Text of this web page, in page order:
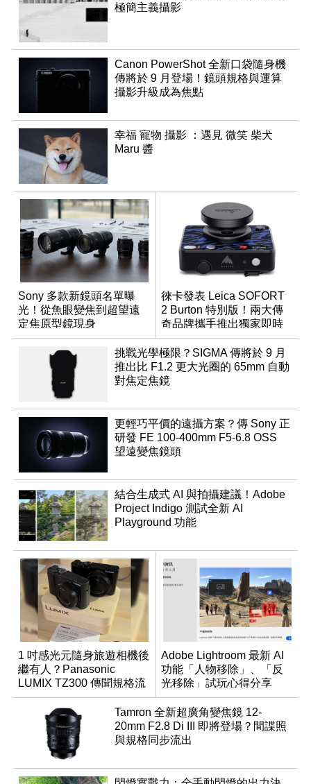
極簡主義攝影
Canon PowerShot 全新口袋隨身機
傳將於 9 月登場！鏡頭規格與運算
攝影升級成為焦點
幸福 寵物 攝影 ：遇見 微笑 柴犬
Maru 醬
Sony 多款新鏡頭名單曝
光！從魚眼變焦到超望遠
定焦原型鏡現身
徠卡發表 Leica SOFORT
2 Burton 特別版！兩大傳
奇品牌攜手推出獨家即時
成像相機
挑戰光學極限？SIGMA 傳將於 9 月
推出比 F1.2 更大光圈的 65mm 自動
對焦定焦鏡
更輕巧平價的遠攝方案？傳 Sony 正
研發 FE 100-400mm F5-6.8 OSS
望遠變焦鏡頭
結合生成式 AI 與拍攝建議！Adobe
Project Indigo 測試全新 AI
Playground 功能
1 吋感光元隨身旅遊相機後
繼有人？Panasonic
LUMIX TZ300 傳聞規格流
出
Adobe Lightroom 最新 AI
功能「人物移除」、「反
光移除」試玩心得分享
Tamron 全新超廣角變焦鏡 12-
20mm F2.8 Di III 即將登場？間諜照
與規格同步流出